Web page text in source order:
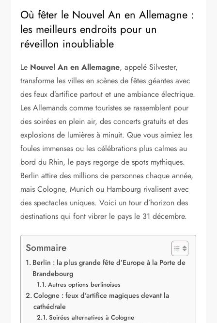
Où fêter le Nouvel An en Allemagne :
les meilleurs endroits pour un
réveillon inoubliable
Le Nouvel An en Allemagne, appelé Silvester,
transforme les villes en scènes de fêtes géantes avec
des feux d’artifice partout et une ambiance électrique.
Les Allemands comme touristes se rassemblent pour
des soirées en plein air, des concerts gratuits et des
explosions de lumières à minuit. Que vous aimiez les
foules immenses ou les célébrations plus calmes au
bord du Rhin, le pays regorge de spots mythiques.
Berlin attire des millions de personnes chaque année,
mais Cologne, Munich ou Hambourg rivalisent avec
des spectacles uniques. Voici un tour d’horizon des
destinations qui font vibrer le pays le 31 décembre.
Sommaire
Berlin : la plus grande fête d’Europe à la Porte de
Brandebourg
Autres options berlinoises
Cologne : feux d’artifice magiques devant la
cathédrale
Soirées alternatives à Cologne